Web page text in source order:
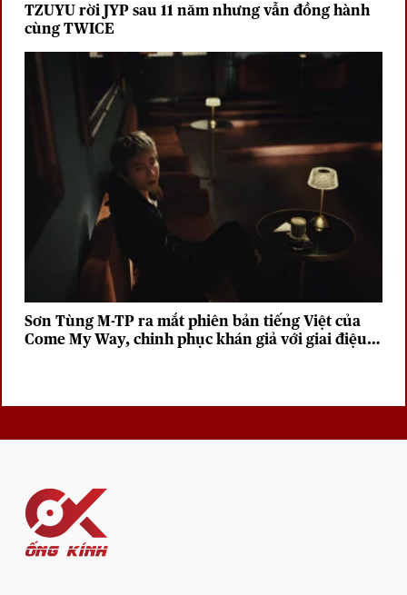
TZUYU rời JYP sau 11 năm nhưng vẫn đồng hành
cùng TWICE
Sơn Tùng M-TP ra mắt phiên bản tiếng Việt của
Come My Way, chinh phục khán giả với giai điệu